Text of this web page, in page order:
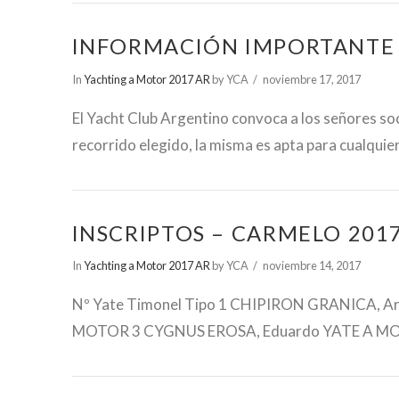
VIEW POST
INFORMACIÓN
InYachting a Motor 2017 AR by YCA noviembre 17, 2017
El Yacht Club Argentino convoca a los señores
recorrido elegido, la misma es apta para
INSCRIPTOS – CARMELO
InYachting a Motor 2017 ARby YCA noviembre 14, 2017
Nº Yate Timonel Tipo 1 CHIPIRON GRANICA,
MOTOR 3 CYGNUS EROSA, Eduardo YATE A